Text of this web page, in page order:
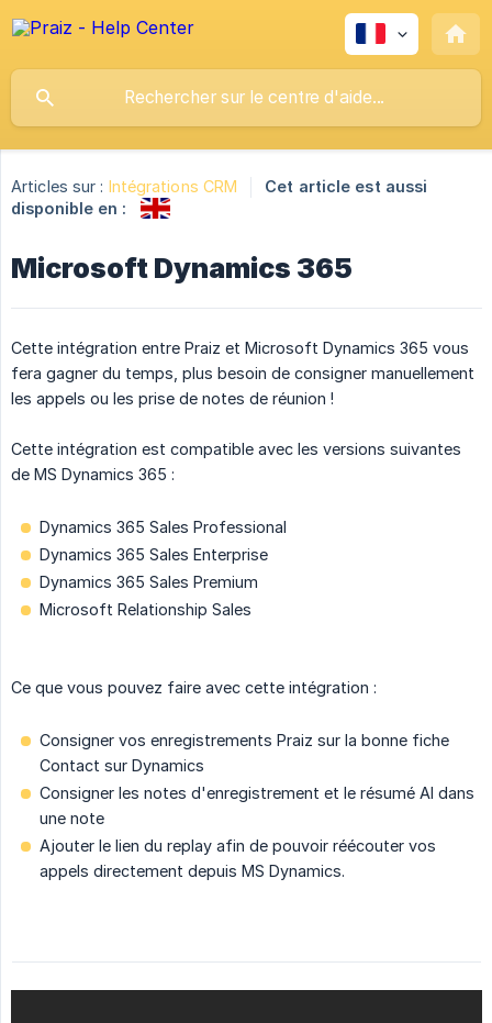
Articles sur : Intégrations CRM
Cet article est aussi
disponible en :
Microsoft Dynamics 365
Cette intégration entre Praiz et Microsoft Dynamics 365 vous
fera gagner du temps, plus besoin de consigner manuellement
les appels ou les prise de notes de réunion !
Cette intégration est compatible avec les versions suivantes
de MS Dynamics 365 :
Dynamics 365 Sales Professional
Dynamics 365 Sales Enterprise
Dynamics 365 Sales Premium
Microsoft Relationship Sales
Ce que vous pouvez faire avec cette intégration :
Consigner vos enregistrements Praiz sur la bonne fiche
Contact sur Dynamics
Consigner les notes d'enregistrement et le résumé AI dans
une note
Ajouter le lien du replay afin de pouvoir réécouter vos
appels directement depuis MS Dynamics.